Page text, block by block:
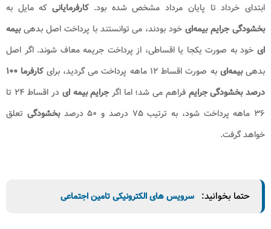
ابتدای خرداد تا پایان مرداد مشخص شده بود.کارفرمایانیکه مایل به
بخشودگی جرایم بیمه‌ایخود بودند، می‌ توانستند با پرداخت اصل بدهیبیمه‌
ای خود به صورت یکجا یا اقساطی، از پرداخت جریمه معاف شوند. اگر اصل
بدهیبیمه‌ای به صورت اقساط ۱۲ ماهه پرداخت می گردید، برای
کارفرما ۱۰۰
درصد بخشودگی جرایم فراهم می‌ شد؛ اما اگرجرایم بیمه‌ ای
در اقساط ۲۴ تا
۳۶ ماهه پرداخت شود، به ترتیب ۷۵ درصد و ۵۰ درصد
بخشودگی تعلق
خواهد گرفت.
حتما بخوانید: سرویس های الکترونیکی تامین اجتماعی